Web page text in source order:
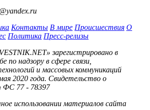
Контакты В мире Происшествия О
Политика Пресс-релизы
зарегистрировано в
по надзору в сфере связи,
и массовых коммуникаций
2020 года. Свидетельство о
ФС 77 - 78397
использовании материалов сайта